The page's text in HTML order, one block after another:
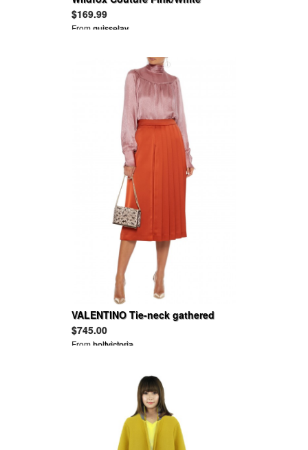
Gingham Coachella Carnival Bikini
$169.99
Fromguisselav
VALENTINO Tie-neck gathered
hammered-satin blouse
$745.00
Fromholtvictoria